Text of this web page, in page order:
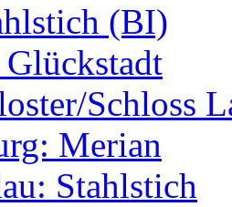
(BI)
Schloss
Merian
Stahlstich